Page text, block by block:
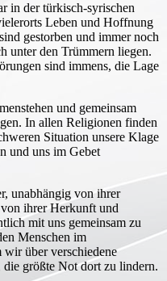
in der türkisch-syrischen
Leben und Hoffnung
gestorben und immer noch
unter den Trümmern liegen.
sind immens, die Lage
und gemeinsam
In allen Religionen finden
Situation unsere Klage
und uns im Gebet
unabhängig von ihrer
ihrer Herkunft und
mit uns gemeinsam zu
Menschen im
wir über verschiedene
größte Not dort zu lindern.